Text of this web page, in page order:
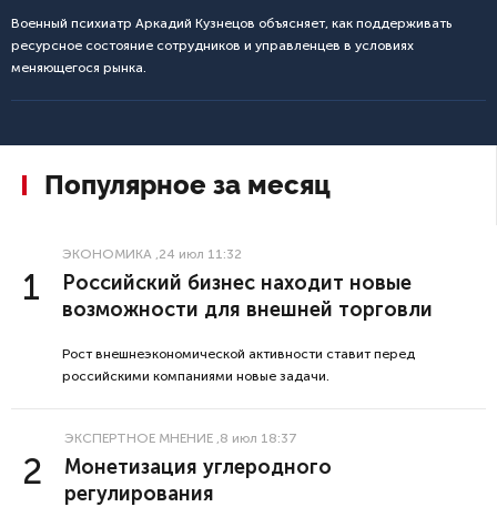
Военный психиатр Аркадий Кузнецов объясняет, как поддерживать
ресурсное состояние сотрудников и управленцев в условиях
меняющегося рынка.
Популярное за месяц
ЭКОНОМИКА ,24 июл 11:32
Российский бизнес находит новые
возможности для внешней торговли
Рост внешнеэкономической активности ставит перед
российскими компаниями новые задачи.
ЭКСПЕРТНОЕ МНЕНИЕ ,8 июл 18:37
Монетизация углеродного
регулирования